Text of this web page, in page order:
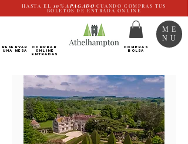
HASTA EL 10% APAGADO CUANDO COMPRAS TUS
BOLETOS DE ENTRADA ONLINE
RESERVAR
UNA MESA
Comprar
ONLINE
Entradas
COMPRAS
BOLSA
ME
NU